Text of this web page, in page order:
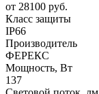
от 28100 руб.
Класс защиты
IP66
Производитель
ФЕРЕКС
Мощность, Вт
137